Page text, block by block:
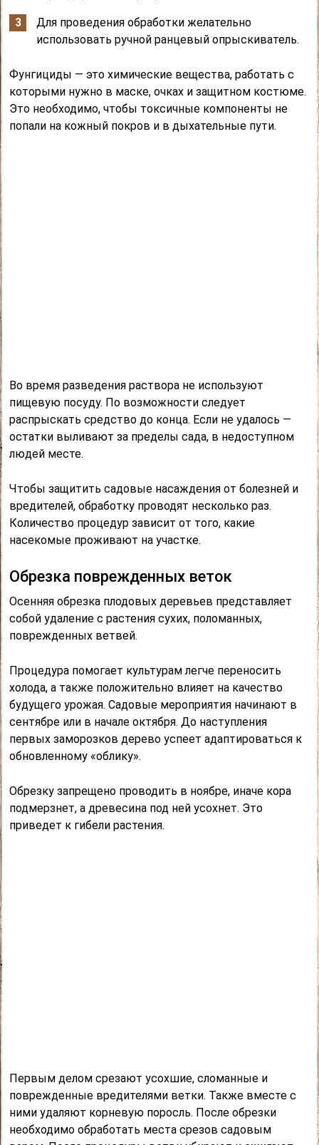
Для проведения обработки желательно
использовать ручной ранцевый опрыскиватель.
Фунгициды — это химические вещества, работать с
которыми нужно в маске, очках и защитном костюме.
Это необходимо, чтобы токсичные компоненты не
попали на кожный покров и в дыхательные пути.
Во время разведения раствора не используют
пищевую посуду. По возможности следует
распрыскать средство до конца. Если не удалось —
остатки выливают за пределы сада, в недоступном
людей месте.
Чтобы защитить садовые насаждения от болезней и
вредителей, обработку проводят несколько раз.
Количество процедур зависит от того, какие
насекомые проживают на участке.
Обрезка поврежденных веток
Осенняя обрезка плодовых деревьев представляет
собой удаление с растения сухих, поломанных,
поврежденных ветвей.
Процедура помогает культурам легче переносить
холода, а также положительно влияет на качество
будущего урожая. Садовые мероприятия начинают в
сентябре или в начале октября. До наступления
первых заморозков дерево успеет адаптироваться к
обновленному «облику».
Обрезку запрещено проводить в ноябре, иначе кора
подмерзнет, а древесина под ней усохнет. Это
приведет к гибели растения.
Первым делом срезают усохшие, сломанные и
поврежденные вредителями ветки. Также вместе с
ними удаляют корневую поросль. После обрезки
необходимо обработать места срезов садовым